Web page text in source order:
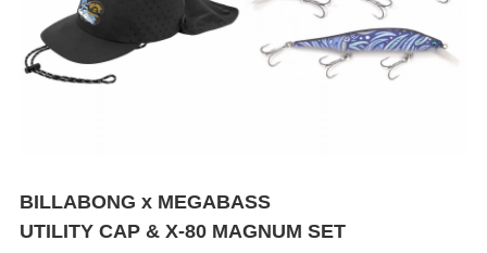
BILLABONG x MEGABASS
UTILITY CAP & X-80 MAGNUM SET